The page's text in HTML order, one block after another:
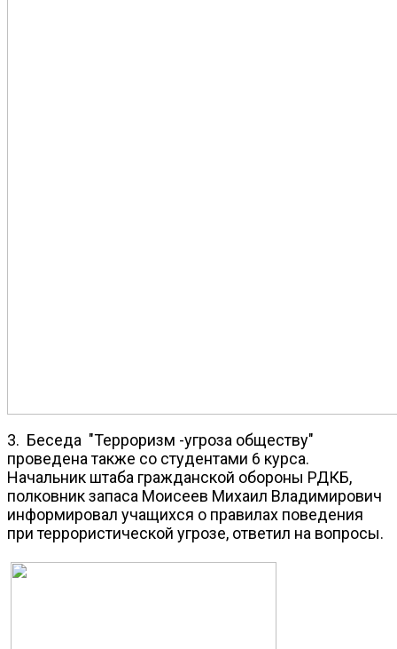
3. Беседа "Терроризм -угроза обществу"
проведена также со студентами 6 курса.
Начальник штаба гражданской обороны РДКБ,
полковник запаса Моисеев Михаил Владимирович
информировал учащихся о правилах поведения
при террористической угрозе, ответил на вопросы.